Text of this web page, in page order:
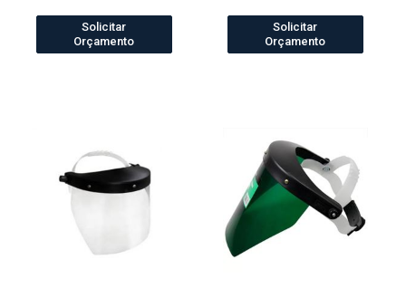
Solicitar
Orçamento
Solicitar
Orçamento